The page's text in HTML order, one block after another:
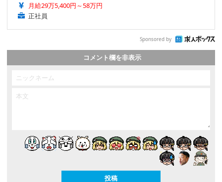
月給29万5,400円～58万円
正社員
Sponsored by
コメント欄を非表示